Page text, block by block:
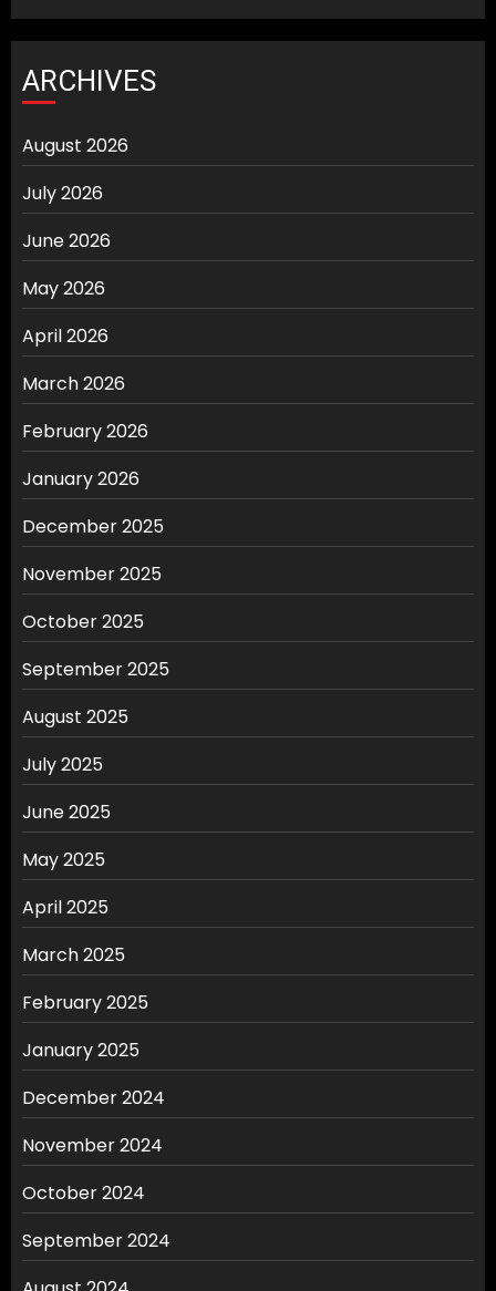
ARCHIVES
August 2026
July 2026
June 2026
May 2026
April 2026
March 2026
February 2026
January 2026
December 2025
November 2025
October 2025
September 2025
August 2025
July 2025
June 2025
May 2025
April 2025
March 2025
February 2025
January 2025
December 2024
November 2024
October 2024
September 2024